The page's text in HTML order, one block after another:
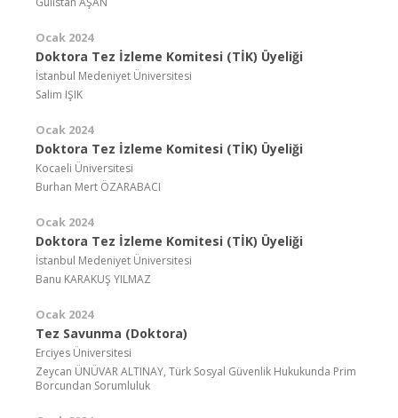
Ocak 2024
Doktora Tez İzleme Komitesi (TİK) Üyeliği
İstanbul Medeniyet Üniversitesi
Salim IŞIK
Ocak 2024
Doktora Tez İzleme Komitesi (TİK) Üyeliği
Kocaeli Üniversitesi
Burhan Mert ÖZARABACI
Ocak 2024
Doktora Tez İzleme Komitesi (TİK) Üyeliği
İstanbul Medeniyet Üniversitesi
Banu KARAKUŞ YILMAZ
Ocak 2024
Tez Savunma (Doktora)
Erciyes Üniversitesi
Zeycan ÜNÜVAR ALTINAY, Türk Sosyal Güvenlik Hukukunda Prim
Borcundan Sorumluluk